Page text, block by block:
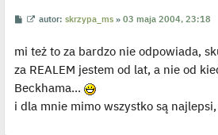
P
t
W
w
e
l
o
autor:skrzypa_ms »03 maja 2004, 23:18
mi też to za bardzo nie odpowiada,
za REALEM jestem od lat, a nie od
Beckhama...
i dla mnie mimo wszystko są